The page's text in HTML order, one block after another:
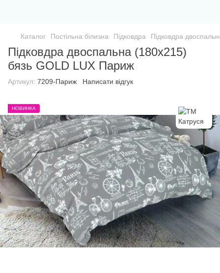
Каталог Постільна білизна Підковдра Підковдра
Підковдра двоспальна (180х215)
бязь GOLD LUX Париж
Артикул: 7209-Париж Написати відгук
НОВИНКА